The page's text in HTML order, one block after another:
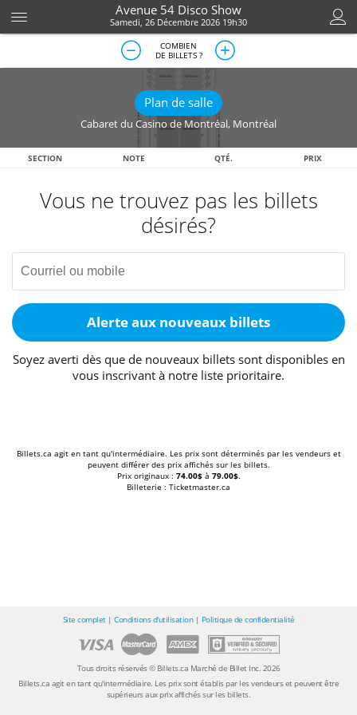
Avenue 54 Disco Show
Samedi, 26 Décembre 2026 19h30
COMBIEN
DE BILLETS ?
Plan de salle
Cabaret du Casino de Montréal, Montréal
SECTION NOTE QTÉ. PRIX
Vous ne trouvez pas les billets
désirés?
Alerte aux nouveaux billets
Soyez averti dès que de nouveaux billets sont disponibles en
vous inscrivant à notre liste prioritaire.
Billets.ca agit en tant qu'intermédiaire. Les prix sont déterminés par les vendeurs et
peuvent différer des prix affichés sur les billets.
Prix originaux : 74.00$à 79.00$.
Billeterie : Ticketmaster.ca
Site complet| Conditions d'utilisation| Politique de confidentialité
Tous droits réservés © Billets.ca Marché de Billet Inc. 2026
Billets.ca agit en tant qu'intermédiaire. Les prix sont établis par les vendeurs et peuvent être
supérieurs aux prix affichés sur les billets.